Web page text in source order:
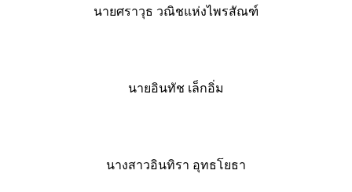
นายศราวุธ วณิชแห่งไพรสัณฑ์
นายอินทัช เล็กอิ่ม
นางสาวอินทิรา อุทธโยธา